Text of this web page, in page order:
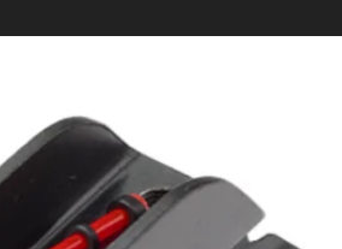
ΝΕΕΣ ΑΦΙΞΕΙΣ
ΑΕΡΟΒΟΛΑ – AIRSOFT